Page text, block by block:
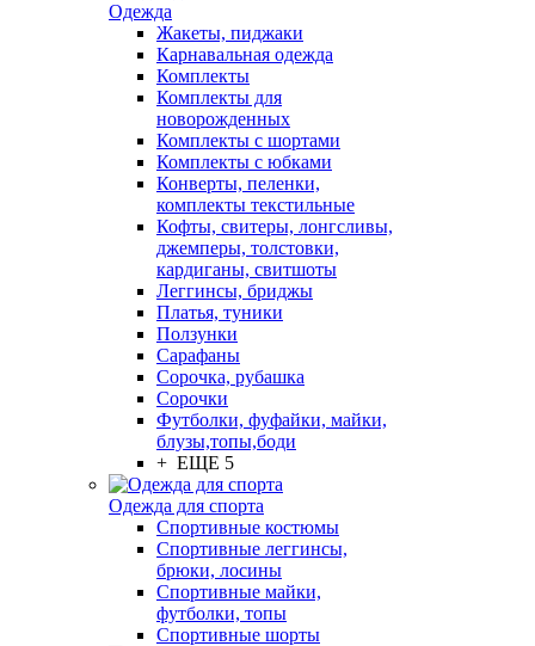
Одежда
Жакеты, пиджаки
Карнавальная одежда
Комплекты
Комплекты для
новорожденных
Комплекты с шортами
Комплекты с юбками
Конверты, пеленки,
комплекты текстильные
Кофты, свитеры, лонгсливы,
джемперы, толстовки,
кардиганы, свитшоты
Леггинсы, бриджы
Платья, туники
Ползунки
Сарафаны
Сорочка, рубашка
Сорочки
Футболки, фуфайки, майки,
блузы,топы,боди
+ ЕЩЕ 5
Одежда для спорта
Спортивные костюмы
Спортивные леггинсы,
брюки, лосины
Спортивные майки,
футболки, топы
Спортивные шорты